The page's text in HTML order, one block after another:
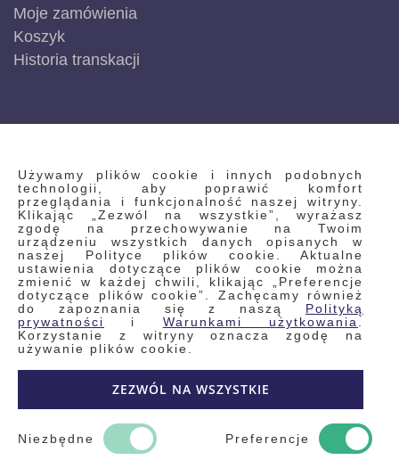
Używamy plików cookie i innych podobnych
technologii, aby poprawić komfort
przeglądania i funkcjonalność naszej witryny.
Klikając „Zezwól na wszystkie”, wyrażasz
zgodę na przechowywanie na Twoim
urządzeniu wszystkich danych opisanych w
naszej Polityce plików cookie. Aktualne
ustawienia dotyczące plików cookie można
zmienić w każdej chwili, klikając „Preferencje
dotyczące plików cookie”. Zachęcamy również
do zapoznania się z naszą Polityką
prywatności
i Warunkami użytkowania
Korzystanie z witryny oznacza zgodę na
używanie plików cookie.
ZEZWÓL NA WSZYSTKIE
Niezbędne Preferencje
Moje zamówienia
Koszyk
Historia transkacji
INFORMACJE
Regulamin
Polityka prywatności i pliki cookie
Wyszukiwane frazy
Wyszukiwanie zaawansowane
Zamówienia
Skontaktuj się z nami
Odstąp od umowy
Kontakt